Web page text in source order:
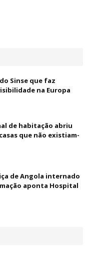
Sinse que faz
na Europa
de habitação abriu
que não existiam-
de Angola internado
aponta Hospital